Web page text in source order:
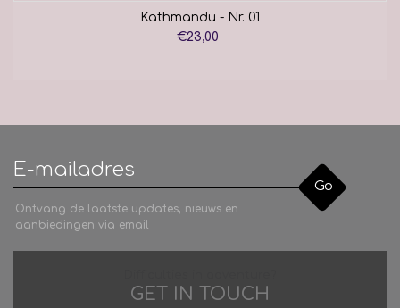
Kathmandu - Nr. 01
€23,00
Go
Ontvang de laatste updates, nieuws en
aanbiedingen via email
GET IN TOUCH